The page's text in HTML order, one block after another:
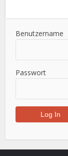
Benutzername
Passwort